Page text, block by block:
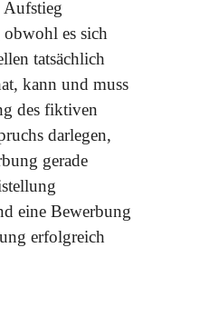
Aufstieg
obwohl es sich
tatsächlich
kann und muss
des fiktiven
darlegen,
gerade
eine Bewerbung
erfolgreich